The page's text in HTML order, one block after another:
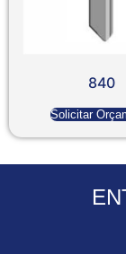
840
Solicitar